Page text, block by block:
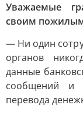
Уважаемые
своим
— Ни один
органов
данные
сообщений и
перевода